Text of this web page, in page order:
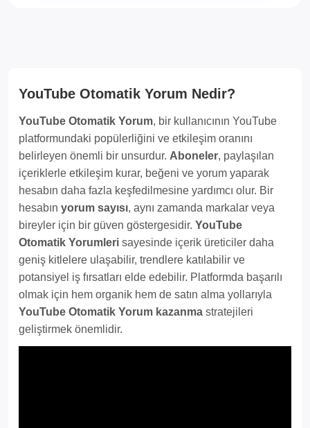
YouTube Otomatik Yorum Nedir?
YouTube Otomatik Yorum, bir kullanıcının YouTube
platformundaki popülerliğini ve etkileşim oranını
belirleyen önemli bir unsurdur. Aboneler, paylaşılan
içeriklerle etkileşim kurar, beğeni ve yorum yaparak
hesabın daha fazla keşfedilmesine yardımcı olur. Bir
hesabın yorum sayısı, aynı zamanda markalar veya
bireyler için bir güven göstergesidir. YouTube
Otomatik Yorumleri sayesinde içerik üreticiler daha
geniş kitlelere ulaşabilir, trendlere katılabilir ve
potansiyel iş fırsatları elde edebilir. Platformda başarılı
olmak için hem organik hem de satın alma yollarıyla
YouTube Otomatik Yorum kazanma stratejileri
geliştirmek önemlidir.